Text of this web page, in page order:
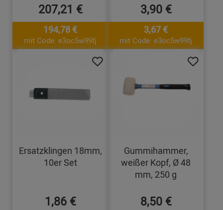
207,21 €
194,78 €
mit Code: e3oc5w99fj
3,90 €
3,67 €
mit Code: e3oc5w99fj
Ersatzklingen 18mm,
10er Set
1,86 €
Gummihammer,
weißer Kopf, Ø 48
mm, 250 g
8,50 €